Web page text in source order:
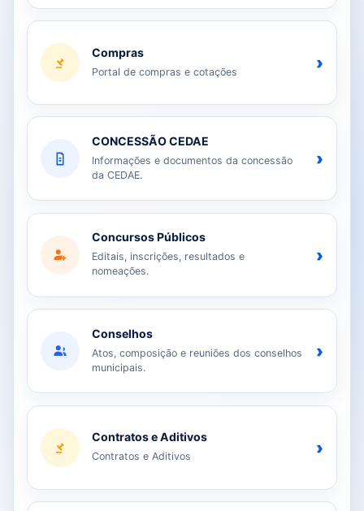
Compras
Portal de compras e cotações ›
CONCESSÃO CEDAE
Informações e documentos da concessão
da CEDAE.
›
Concursos Públicos
Editais, inscrições, resultados e
nomeações.
›
Conselhos
Atos, composição e reuniões dos conselhos
municipais.
›
Contratos e Aditivos
Contratos e Aditivos ›